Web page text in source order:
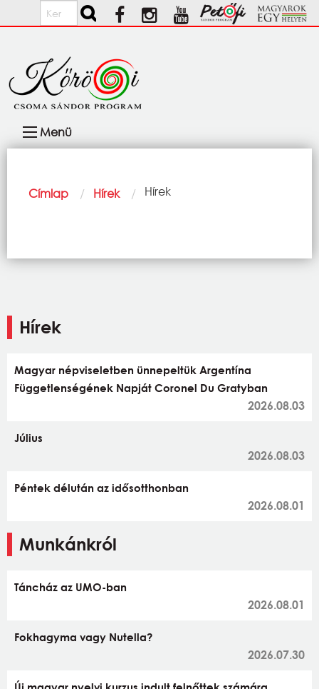
Ugrás a tartalomra
Keresés
navigáció
Menü
Morzsa
Címlap Hírek Current:
Hírek
Hírek
Magyar népviseletben ünnepeltük Argentína
Függetlenségének Napját Coronel Du Gratyban
2026.08.03
Július
2026.08.03
Péntek délután az idősotthonban
2026.08.01
Munkánkról
Táncház az UMO-ban
2026.08.01
Fokhagyma vagy Nutella?
2026.07.30